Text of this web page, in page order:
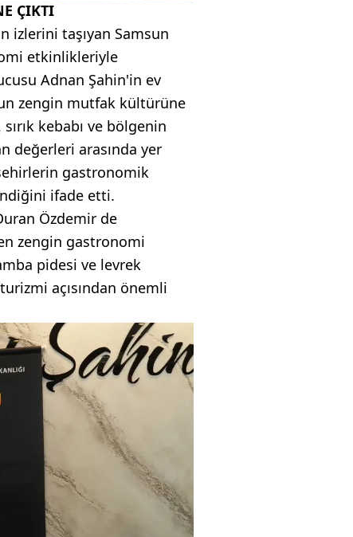
ÇIKTI
izlerini taşıyan Samsun
etkinlikleriyle
Adnan Şahin'in ev
zengin mutfak kültürüne
kebabı ve bölgenin
değerleri arasında yer
gastronomik
ifade etti.
Özdemir de
zengin gastronomi
pidesi ve levrek
açısından önemli